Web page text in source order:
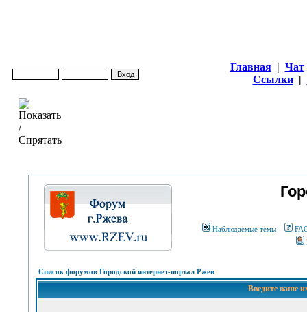
Главная | Чат
Ссылки |
Наблюдаемые темы
Список форумов Городской интернет-портал Ржев
Введите ваше